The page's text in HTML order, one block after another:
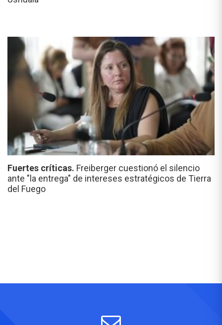
Fuertes críticas. Freiberger cuestionó el silencio
ante "la entrega" de intereses estratégicos de Tierra
del Fuego